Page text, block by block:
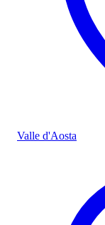
Valle d'Aosta